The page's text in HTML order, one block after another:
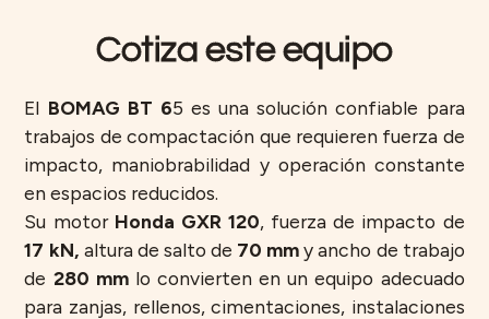
Cotiza este equipo
El BOMAG BT 65 es una solución confiable para
trabajos de compactación que requieren fuerza de
impacto, maniobrabilidad y operación constante
en espacios reducidos.
Su motor Honda GXR 120, fuerza de impacto de
17 kN, altura de salto de 70 mmy ancho de trabajo
de 280 mmlo convierten en un equipo adecuado
para zanjas, rellenos, cimentaciones, instalaciones